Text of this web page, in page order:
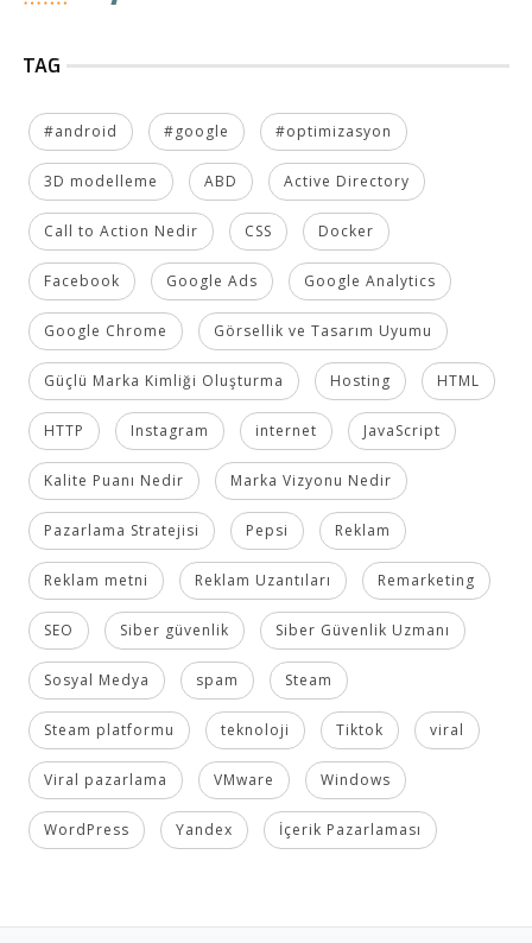
TAG
#android #google #optimizasyon
3D modelleme ABD Active Directory
Call to Action Nedir CSS Docker
Facebook Google Ads Google Analytics
Google Chrome Görsellik ve Tasarım Uyumu
Güçlü Marka Kimliği Oluşturma Hosting HTML
HTTP Instagram internet JavaScript
Kalite Puanı Nedir Marka Vizyonu Nedir
Pazarlama Stratejisi Pepsi Reklam
Reklam metni Reklam Uzantıları Remarketing
SEO Siber güvenlik Siber Güvenlik Uzmanı
Sosyal Medya spam Steam
Steam platformu teknoloji Tiktok viral
Viral pazarlama VMware Windows
WordPress Yandex İçerik Pazarlaması